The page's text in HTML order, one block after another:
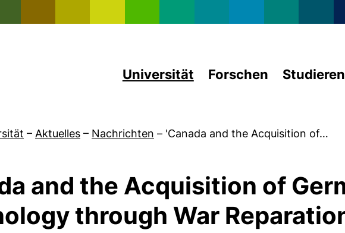
Universität Forschen Studieren
– Aktuelles – Nachrichten – 'Canada and the Acquisition of…
and the Acquisition of
through War